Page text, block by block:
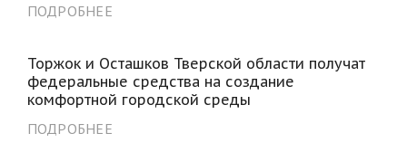
ПОДРОБНЕЕ
Торжок и Осташков Тверской области получат
федеральные средства на создание
комфортной городской среды
ПОДРОБНЕЕ